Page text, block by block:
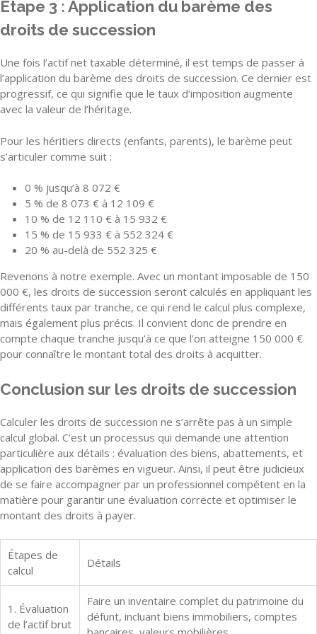
Étape 3 : Application du barème des
droits de succession
Une fois l’actif net taxable déterminé, il est temps de passer à
l’application du barème des droits de succession. Ce dernier est
progressif, ce qui signifie que le taux d’imposition augmente
avec la valeur de l’héritage.
Pour les héritiers directs (enfants, parents), le barème peut
s’articuler comme suit :
0 % jusqu’à 8 072 €
5 % de 8 073 € à 12 109 €
10 % de 12 110 € à 15 932 €
15 % de 15 933 € à 552 324 €
20 % au-delà de 552 325 €
Revenons à notre exemple. Avec un montant imposable de 150
000 €, les droits de succession seront calculés en appliquant les
différents taux par tranche, ce qui rend le calcul plus complexe,
mais également plus précis. Il convient donc de prendre en
compte chaque tranche jusqu’à ce que l’on atteigne 150 000 €
pour connaître le montant total des droits à acquitter.
Conclusion sur les droits de succession
Calculer les droits de succession ne s’arrête pas à un simple
calcul global. C’est un processus qui demande une attention
particulière aux détails : évaluation des biens, abattements, et
application des barèmes en vigueur. Ainsi, il peut être judicieux
de se faire accompagner par un professionnel compétent en la
matière pour garantir une évaluation correcte et optimiser le
montant des droits à payer.
Étapes de
calcul
Détails
1. Évaluation
de l’actif brut
Faire un inventaire complet du patrimoine du
défunt, incluant biens immobiliers, comptes